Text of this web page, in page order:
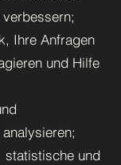
Ihre Anfragen
und Hilfe
statistische und